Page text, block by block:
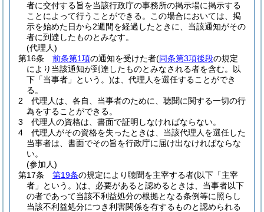
者に交付する旨を当該行政庁の事務所の掲示場に掲示する
ことによって行うことができる。
この場合においては、掲
示を始めた日から2週間を経過したときに、当該通知がその
者に到達したものとみなす。
(代理人)
第16条
前条第1項の通知を受けた者(同条第3項後段の規定
により当該通知が到達したものとみなされる者を含む。以
下「当事者」という。)は、代理人を選任することができ
る。
2
代理人は、各自、当事者のために、聴聞に関する一切の行
為をすることができる。
3
代理人の資格は、書面で証明しなければならない。
4
代理人がその資格を失ったときは、当該代理人を選任した
当事者は、書面でその旨を行政庁に届け出なければならな
い。
(参加人)
第17条
第19条の規定により聴聞を主宰する者(以下「主宰
者」という。)は、必要があると認めるときは、当事者以下
の者であって当該不利益処分の根拠となる条例等に照らし
当該不利益処分につき利害関係を有するものと認められる